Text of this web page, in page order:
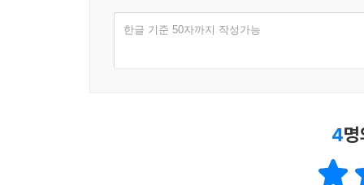
한글 기준 50자까지 작성가능
4